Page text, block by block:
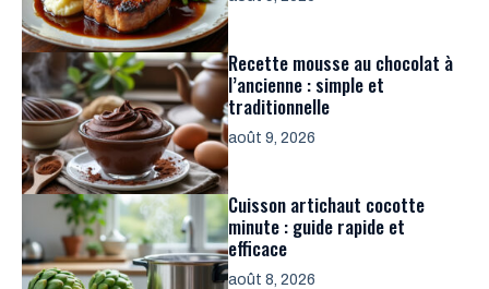
Recette mousse au chocolat à
l’ancienne : simple et
traditionnelle
août 9, 2026
Cuisson artichaut cocotte
minute : guide rapide et
efficace
août 8, 2026